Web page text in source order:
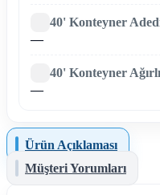
40' Konteyner
—
40' Konteyner
—
Ürün Açıklaması
Müşteri Yorumları